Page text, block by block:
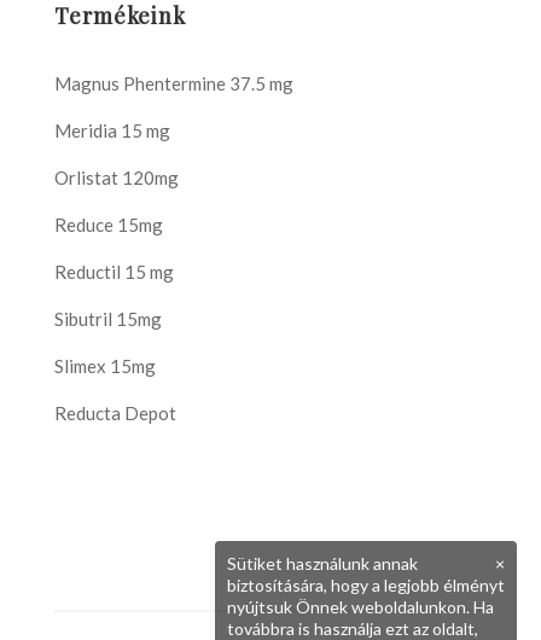
Termékeink
Magnus Phentermine 37.5 mg
Meridia 15 mg
Orlistat 120mg
Reduce 15mg
Reductil 15 mg
Sibutril 15mg
Slimex 15mg
Reducta Depot
×
Sütiket használunk annak
biztosítására, hogy a legjobb élményt
nyújtsuk Önnek weboldalunkon. Ha
továbbra is használja ezt az oldalt,